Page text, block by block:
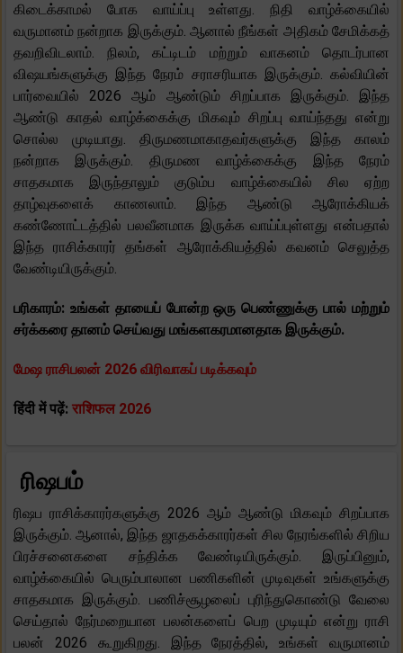
கிடைக்காமல் போக வாய்ப்பு உள்ளது. நிதி வாழ்க்கையில்
வருமானம் நன்றாக இருக்கும். ஆனால் நீங்கள் அதிகம் சேமிக்கத்
தவறிவிடலாம். நிலம், கட்டிடம் மற்றும் வாகனம் தொடர்பான
விஷயங்களுக்கு இந்த நேரம் சராசரியாக இருக்கும். கல்வியின்
பார்வையில் 2026 ஆம் ஆண்டும் சிறப்பாக இருக்கும். இந்த
ஆண்டு காதல் வாழ்க்கைக்கு மிகவும் சிறப்பு வாய்ந்தது என்று
சொல்ல முடியாது. திருமணமாகாதவர்களுக்கு இந்த காலம்
நன்றாக இருக்கும். திருமண வாழ்க்கைக்கு இந்த நேரம்
சாதகமாக இருந்தாலும் குடும்ப வாழ்க்கையில் சில ஏற்ற
தாழ்வுகளைக் காணலாம். இந்த ஆண்டு ஆரோக்கியக்
கண்ணோட்டத்தில் பலவீனமாக இருக்க வாய்ப்புள்ளது என்பதால்
இந்த ராசிக்காரர் தங்கள் ஆரோக்கியத்தில் கவனம் செலுத்த
வேண்டியிருக்கும்.
பரிகாரம்: உங்கள் தாயைப் போன்ற ஒரு பெண்ணுக்கு பால் மற்றும்
சர்க்கரை தானம் செய்வது மங்களகரமானதாக இருக்கும்.
மேஷ ராசிபலன் 2026 விரிவாகப் படிக்கவும்
हिंदी में पढ़ें: राशिफल 2026
ரிஷபம்
ரிஷப ராசிக்காரர்களுக்கு 2026 ஆம் ஆண்டு மிகவும் சிறப்பாக
இருக்கும். ஆனால், இந்த ஜாதகக்காரர்கள் சில நேரங்களில் சிறிய
பிரச்சனைகளை சந்திக்க வேண்டியிருக்கும். இருப்பினும்,
வாழ்க்கையில் பெரும்பாலான பணிகளின் முடிவுகள் உங்களுக்கு
சாதகமாக இருக்கும். பணிச்சூழலைப் புரிந்துகொண்டு வேலை
செய்தால் நேர்மறையான பலன்களைப் பெற முடியும் என்று ராசி
பலன் 2026 கூறுகிறது. இந்த நேரத்தில், உங்கள் வருமானம்